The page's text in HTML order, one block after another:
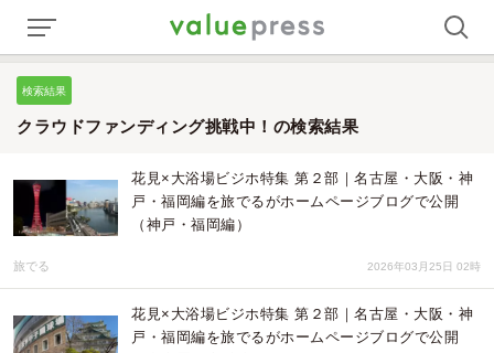
検索結果
クラウドファンディング挑戦中！の検索結果
花見×大浴場ビジホ特集 第２部｜名古屋・大阪・神
戸・福岡編を旅でるがホームページブログで公開
（神戸・福岡編）
旅でる 2026年03月25日 02時
花見×大浴場ビジホ特集 第２部｜名古屋・大阪・神
戸・福岡編を旅でるがホームページブログで公開